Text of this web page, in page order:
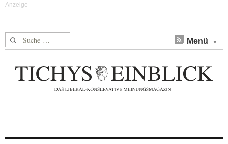
Suche nach: Menü